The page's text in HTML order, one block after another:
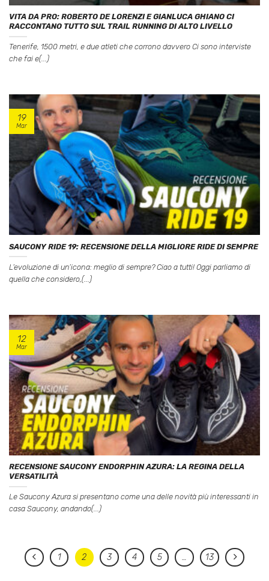
VITA DA PRO: ROBERTO DE LORENZI E GIANLUCA GHIANO CI
RACCONTANO TUTTO SUL TRAIL RUNNING DI ALTO LIVELLO
Tenerife, 1500 metri, e due atleti che corrono davvero Ci sono interviste
che fai e(...)
SAUCONY RIDE 19: RECENSIONE DELLA MIGLIORE RIDE DI SEMPRE
L’evoluzione di un’icona: meglio di sempre? Ciao a tutti! Oggi parliamo di
quella che considero,(...)
19
Mar
RECENSIONE SAUCONY ENDORPHIN AZURA: LA REGINA DELLA
VERSATILITÀ
Le Saucony Azura si presentano come una delle novità più interessanti in
casa Saucony, andando(...)
12
Mar
1 2 3 4 5 … 13